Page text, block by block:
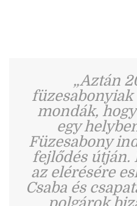
„Aztán
mondák,
egy
Füzesabony
fejlődés útján.
az elérésére
Csaba és